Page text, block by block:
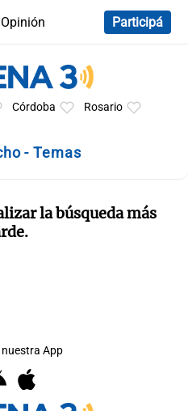
Opinión
Participá
Córdoba Rosario
- Temas
la búsqueda más
App